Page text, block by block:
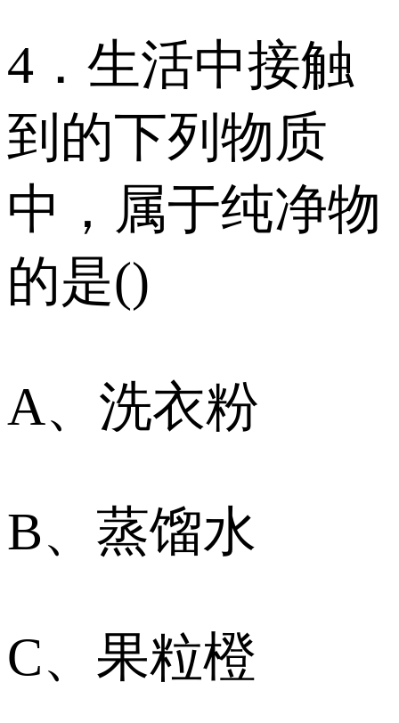
4．生活中接触
到的下列物质
中，属于纯净物
的是()
A、洗衣粉
B、蒸馏水
C、果粒橙